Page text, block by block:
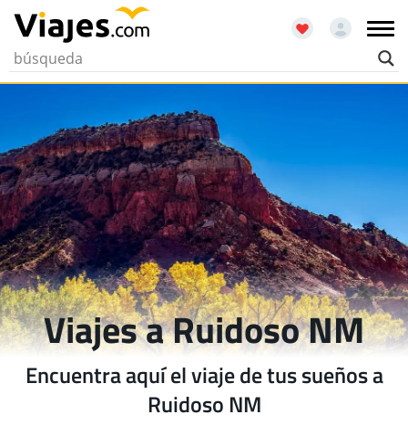
Viajes a Ruidoso NM
Encuentra aquí el viaje de tus sueños a
Ruidoso NM